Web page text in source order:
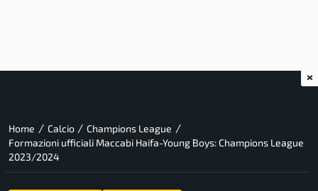
Home / Calcio / Champions League /
Formazioni ufficiali Maccabi Haifa-Young Boys: Champions League
2023/2024
×